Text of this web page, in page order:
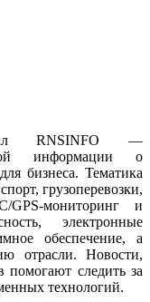
RNSINFO —
информации о
бизнеса. Тематика
грузоперевозки,
GPS-мониторинг и
электронные
обеспечение, а
отрасли. Новости,
помогают следить за
технологий.